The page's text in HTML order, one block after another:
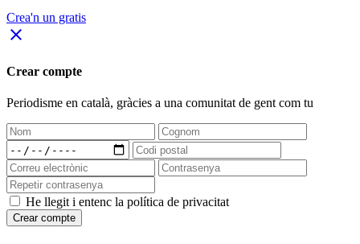
Crea'n un gratis
close
Crear compte
Periodisme en català, gràcies a una comunitat de gent com tu
He llegit i entenc la política de privacitat
Crear compte